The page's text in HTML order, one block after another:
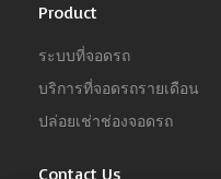
Product
ระบบที่จอดรถ
บริการที่จอดรถรายเดือน
ปล่อยเช่าช่องจอดรถ
Contact Us